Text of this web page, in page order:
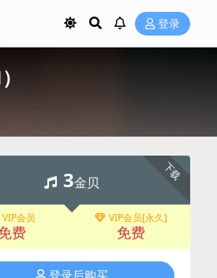
登录
下载
3金贝
VIP会员
费
VIP会员[永久]
免费
登录后购买